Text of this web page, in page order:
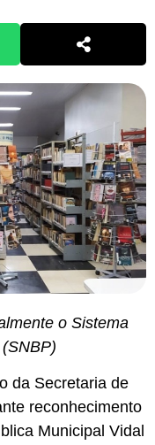
o Sistema
da Secretaria de
reconhecimento
Municipal Vidal